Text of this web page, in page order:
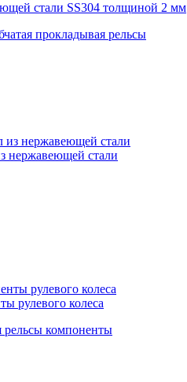
стали SS304 толщиной 2 мм
прокладывая рельсы
нержавеющей стали
рулевого колеса
рельсы компоненты